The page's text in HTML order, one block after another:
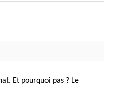
Et pourquoi pas ? Le